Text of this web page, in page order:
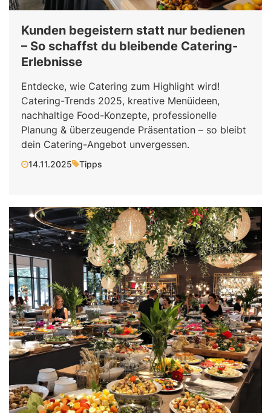
Kunden begeistern statt nur bedienen
– So schaffst du bleibende Catering-
Erlebnisse
Entdecke, wie Catering zum Highlight wird!
Catering-Trends 2025, kreative Menüideen,
nachhaltige Food-Konzepte, professionelle
Planung & überzeugende Präsentation – so bleibt
dein Catering-Angebot unvergessen.
14.11.2025 Tipps